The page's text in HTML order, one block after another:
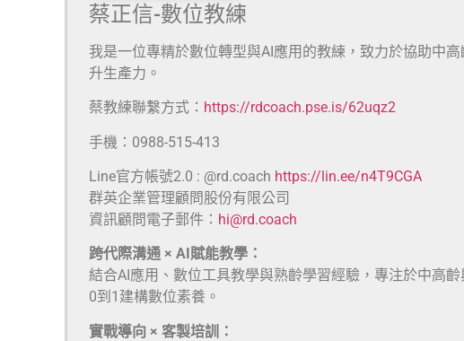
蔡正信-數位教練
我是一位專精於數位轉型與AI應用的教練，致力於協助中
升生產力。
蔡教練聯繫方式： https://rdcoach.pse.is/62uqz2
手機：0988-515-413
Line官方帳號2.0 : @rd.coach https://lin.ee/n4T9CGA
群英企業管理顧問股份有限公司
資訊顧問電子郵件： hi@rd.coach
跨代際溝通 × AI賦能教學：
結合AI應用、數位工具教學與熟齡學習經驗，專注於中高
0到1建構數位素養。
實戰導向 × 客製培訓：